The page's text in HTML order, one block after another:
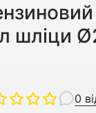
шліци
0